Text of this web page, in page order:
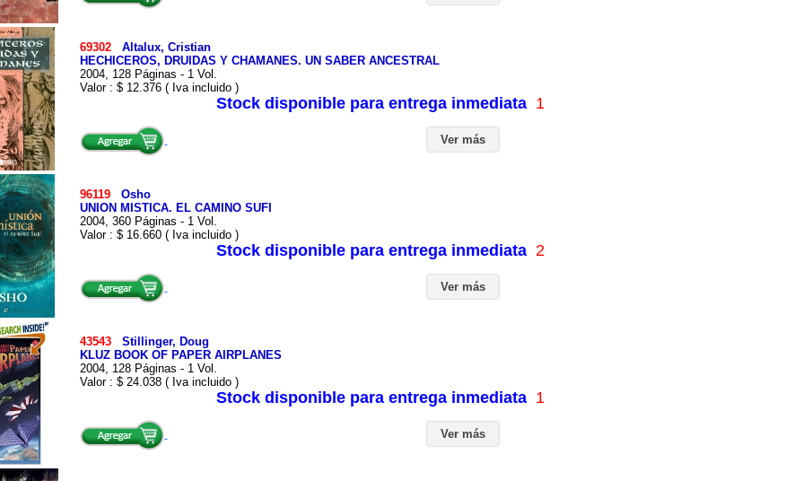
69302 Altalux, Cristian
HECHICEROS, DRUIDAS Y CHAMANES. UN SABER ANCESTRAL
2004, 128 Páginas - 1 Vol.
Valor : $ 12.376 ( Iva incluido )
Stock disponible para entrega inmediata 1
Ver más
96119 Osho
UNION MISTICA. EL CAMINO SUFI
2004, 360 Páginas - 1 Vol.
Valor : $ 16.660 ( Iva incluido )
Stock disponible para entrega inmediata 2
Ver más
43543 Stillinger, Doug
KLUZ BOOK OF PAPER AIRPLANES
2004, 128 Páginas - 1 Vol.
Valor : $ 24.038 ( Iva incluido )
Stock disponible para entrega inmediata 1
Ver más